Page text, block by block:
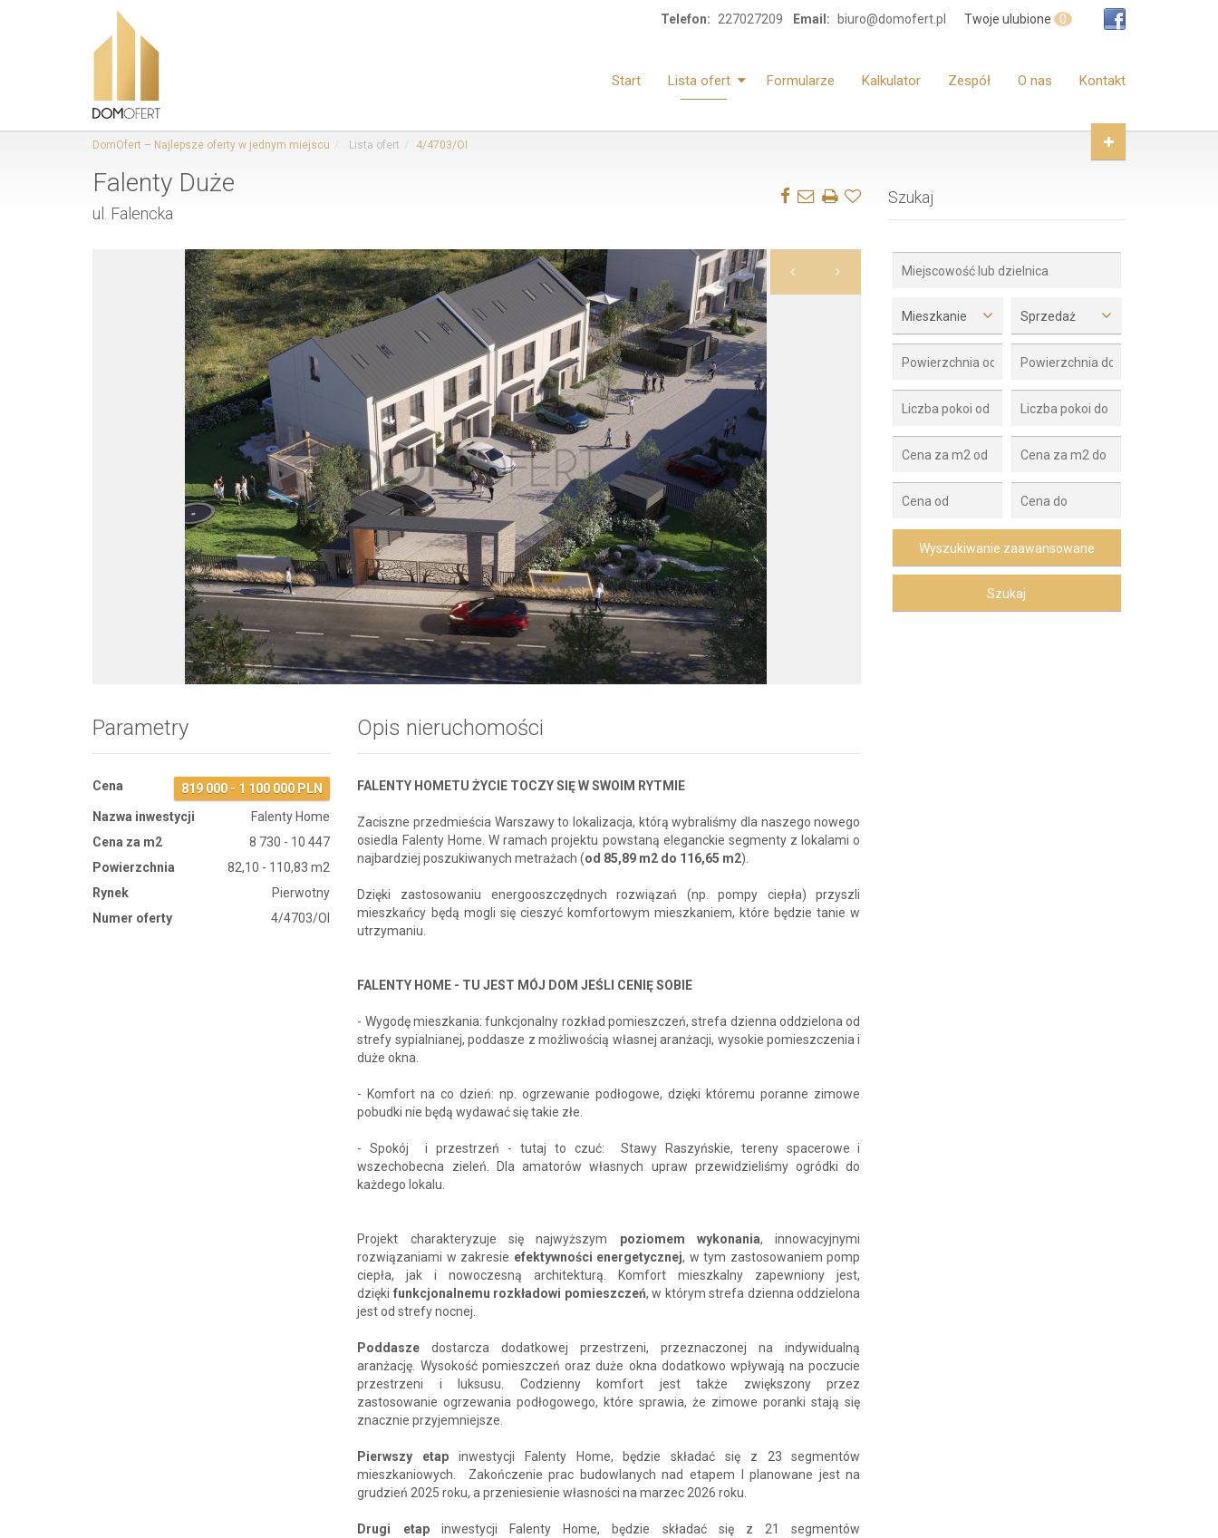
Twoje ulubione 0
Telefon: 227027209 Email: biuro@domofert.pl
Start Lista ofert Formularze Kalkulator Zespół O nas Kontakt
DomOfert – Najlepsze oferty w jednym miejscu Lista ofert 4/4703/OI
Falenty Duże
ul. Falencka
Zdjęcie 1
Zdjęcie 2
Parametry
Cena
819 000 - 1 100 000 PLN
Nazwa inwestycji
Falenty Home
Cena za m2
8 730 - 10 447
Powierzchnia
82,10 - 110,83 m2
Rynek
Pierwotny
Numer oferty
4/4703/OI
Opis nieruchomości
FALENTY HOMETU ŻYCIE TOCZY SIĘ W SWOIM RYTMIE
Zaciszne przedmieścia Warszawy to lokalizacja, którą wybraliśmy dla naszego nowego
osiedla Falenty Home. W ramach projektu powstaną eleganckie segmenty z lokalami o
najbardziej poszukiwanych metrażach (od 85,89 m2 do 116,65 m2).
Dzięki zastosowaniu energooszczędnych rozwiązań (np. pompy ciepła) przyszli
mieszkańcy będą mogli się cieszyć komfortowym mieszkaniem, które będzie tanie w
utrzymaniu.
FALENTY HOME - TU JEST MÓJ DOM JEŚLI CENIĘ SOBIE
- Wygodę mieszkania: funkcjonalny rozkład pomieszczeń, strefa dzienna oddzielona od
strefy sypialnianej, poddasze z możliwością własnej aranżacji, wysokie pomieszczenia i
duże okna.
- Komfort na co dzień: np. ogrzewanie podłogowe, dzięki któremu poranne zimowe
pobudki nie będą wydawać się takie złe.
- Spokój i przestrzeń - tutaj to czuć: Stawy Raszyńskie, tereny spacerowe i
wszechobecna zieleń. Dla amatorów własnych upraw przewidzieliśmy ogródki do
każdego lokalu.
Projekt charakteryzuje się najwyższym poziomem wykonania, innowacyjnymi
rozwiązaniami w zakresie efektywności energetycznej, w tym zastosowaniem pomp
ciepła, jak i nowoczesną architekturą. Komfort mieszkalny zapewniony jest,
dzięki funkcjonalnemu rozkładowi pomieszczeń, w którym strefa dzienna oddzielona
jest od strefy nocnej.
Poddasze dostarcza dodatkowej przestrzeni, przeznaczonej na indywidualną
aranżację. Wysokość pomieszczeń oraz duże okna dodatkowo wpływają na poczucie
przestrzeni i luksusu. Codzienny komfort jest także zwiększony przez
zastosowanie ogrzewania podłogowego, które sprawia, że zimowe poranki stają się
znacznie przyjemniejsze.
Pierwszy etap inwestycji Falenty Home, będzie składać się z 23 segmentów
mieszkaniowych. Zakończenie prac budowlanych nad etapem I planowane jest na
grudzień 2025 roku, a przeniesienie własności na marzec 2026 roku.
Drugi etapinwestycji Falenty Home, będzie składać się z 21 segmentów
Szukaj
Mieszkanie Sprzedaż